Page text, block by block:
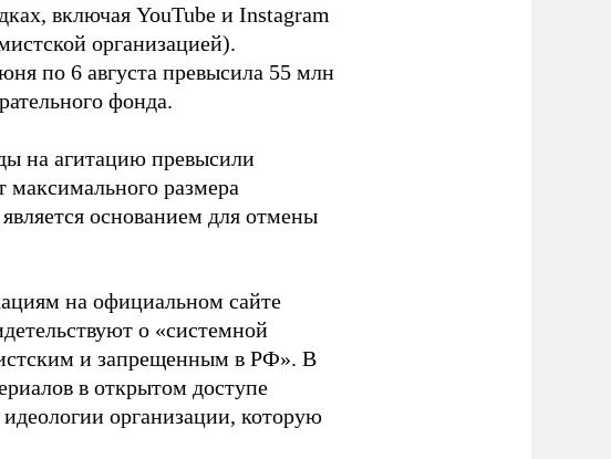
включая YouTube и Instagram
организацией).
по 6 августа превысила 55 млн
фонда.
на агитацию превысили
максимального размера
основанием для отмены
на официальном сайте
о «системной
и запрещенным в РФ». В
в открытом доступе
организации, которую